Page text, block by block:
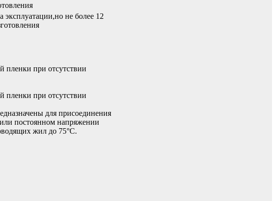
эксплуатации,но не более 12
пленки при отсутствии
пленки при отсутствии
для присоединения
постоянном напряжении
жил до 75°С.